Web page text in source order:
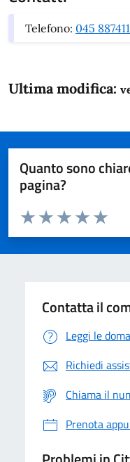
Telefono: 045
Ultima modifica:
Quanto sono
pagina?
Domanda
Valuta da 1 a 5 stelle la
Valuta
Valuta 4
Valuta 3 stelle
Valuta 2 stelle su 5
Valuta 1 stelle su 5
Contatta il
Leggi le
Richiedi
Chiama il
Prenota